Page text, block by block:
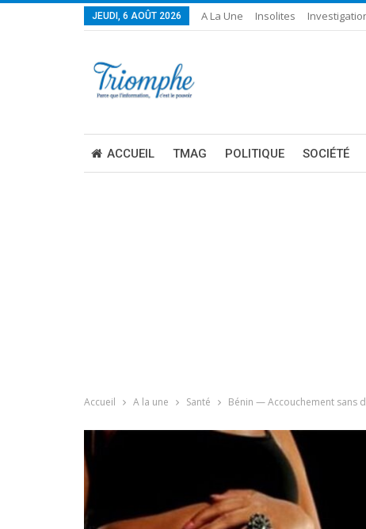
JEUDI, 6 AOÛT 2026 A La Une Insolites
ACCUEIL TMAG POLITIQUE SOCIÉTÉ
Accueil A la une Santé Bénin — Accouchement sans